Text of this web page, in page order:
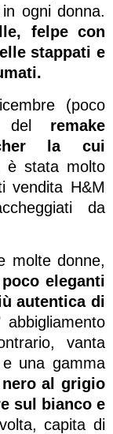
ogni donna.
felpe con
stappati e
(poco
del remake
la cui
è stata molto
vendita H&M
da
molte donne,
eleganti
autentica di
vanta
una gamma
al grigio
sul bianco e
capita di